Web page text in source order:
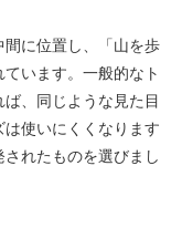
間に位置し、「山を歩
います。一般的なト
、同じような見た目
使いにくくなります
れたものを選びまし